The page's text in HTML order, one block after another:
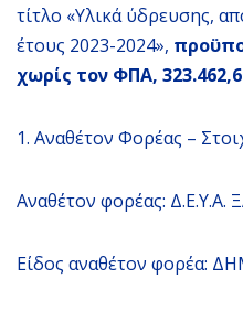
τίτλο «Υλικά ύδρευσης,
έτους 2023-2024»,
χωρίς τον ΦΠΑ,
1. Αναθέτον Φορέας –
Αναθέτον φορέας: Δ.Ε.Υ.Α.
Είδος αναθέτον φορέα: